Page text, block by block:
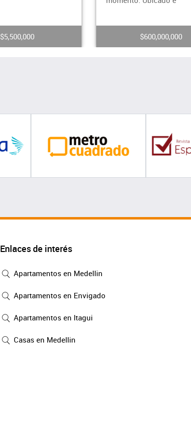
$600,000,000 $2,900,000
Enlaces de interés
Apartamentos en Medellin
Apartamentos en Envigado
Apartamentos en Itagui
Casas en Medellin